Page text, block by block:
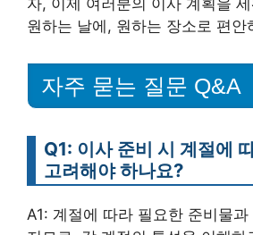
원하는 날에, 원하는 장소로 편안
자주 묻는 질문 Q&A
Q1: 이사 준비 시 계절에
고려해야 하나요?
A1: 계절에 따라 필요한 준비물